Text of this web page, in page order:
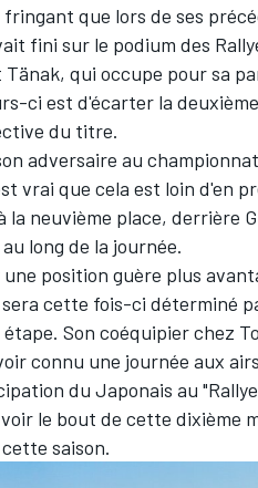
que lors de ses
fini sur le podium des
Tänak, qui occupe pour sa
ci est d'écarter la
du titre.
adversaire au championnat
vrai que cela est loin d'en
neuvième place, derrière
long de la journée.
position guère plus
cette fois-ci déterminé
Son coéquipier chez
connu une journée aux
du Japonais au
le bout de cette dixième
saison.